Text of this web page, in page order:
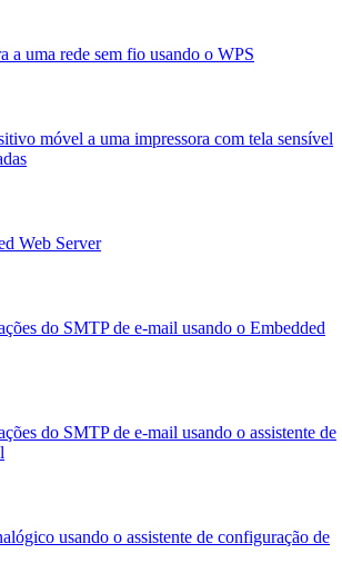
a uma rede sem fio usando o WPS
móvel a uma impressora com tela sensível
Web Server
do SMTP de e-mail usando o Embedded
do SMTP de e-mail usando o assistente de
usando o assistente de configuração de